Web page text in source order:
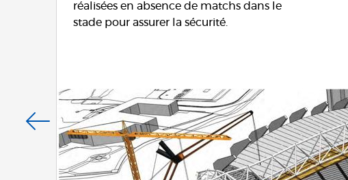
réalisées en absence de matchs dans le
stade pour assurer la sécurité.